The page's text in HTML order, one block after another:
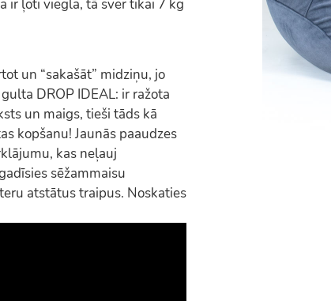
ir ļoti viegla, tā sver tikai 7 kg
un “sakašāt” midziņu, jo
DROP IDEAL: ir ražota
un maigs, tieši tāds kā
kopšanu! Jaunās paaudzes
kas neļauj
sēžammaisu
atstātus traipus. Noskaties